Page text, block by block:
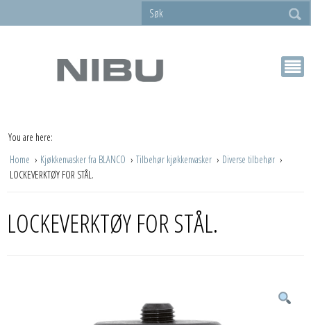
You are here:
Home
Kjøkkenvasker fra BLANCO Tilbehør kjøkkenvasker
Diverse tilbehør
LOCKEVERKTØY FOR STÅL.
LOCKEVERKTØY FOR STÅL.